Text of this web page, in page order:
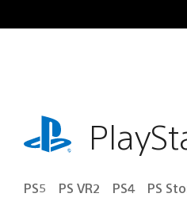
al
playstation.com
PS5 PS VR2 PS4 PS